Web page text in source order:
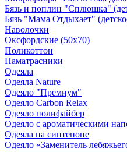
Бязь и поплин "Сплюшка"
Бязь "Мама Отдыхает"
Наволочки
Оксфордские (50х70)
Поликоттон
Наматрасники
Одеяла
Одеяла Nature
Одеяло "Премиум"
Одеяло Carbon Relax
Одеяло полифайбер
Одеяло с ароматическими
Одеяла на синтепоне
Одеяло «Заменитель